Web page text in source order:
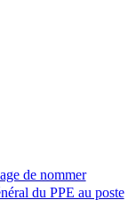
de nommer
du PPE au poste